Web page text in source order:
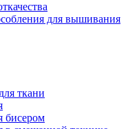
для вышивания
ткани
бисером